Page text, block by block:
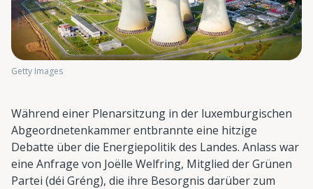
Getty Images
Während einer Plenarsitzung in der luxemburgischen
Abgeordnetenkammer entbrannte eine hitzige
Debatte über die Energiepolitik des Landes. Anlass war
eine Anfrage von Joëlle Welfring, Mitglied der Grünen
Partei (déi Gréng), die ihre Besorgnis darüber zum